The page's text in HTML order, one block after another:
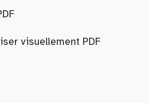
visuellement PDF